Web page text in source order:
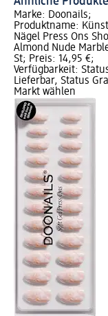
Marke: Doonails;
Produktname:
Nägel Press Ons
Almond Nude
St; Preis: 14,95 €;
Verfügbarkeit:
Lieferbar, Status
Markt wählen